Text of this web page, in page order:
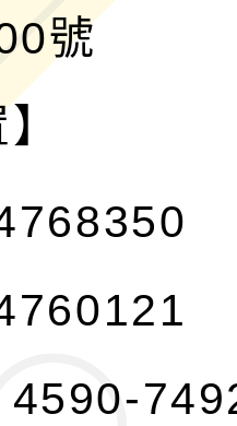
號
4590-